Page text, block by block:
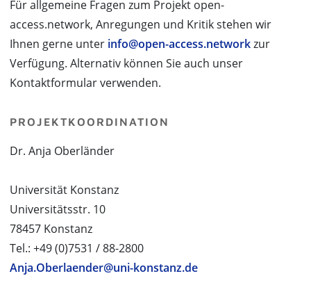
Für allgemeine Fragen zum Projekt open-
access.network, Anregungen und Kritik stehen wir
Ihnen gerne unter info@open-access.networkzur
Verfügung. Alternativ können Sie auch unser
Kontaktformular verwenden.
PROJEKTKOORDINATION
Dr. Anja Oberländer
Universität Konstanz
Universitätsstr. 10
78457 Konstanz
Tel.: +49 (0)7531 / 88-2800
Anja.Oberlaender@uni-konstanz.de